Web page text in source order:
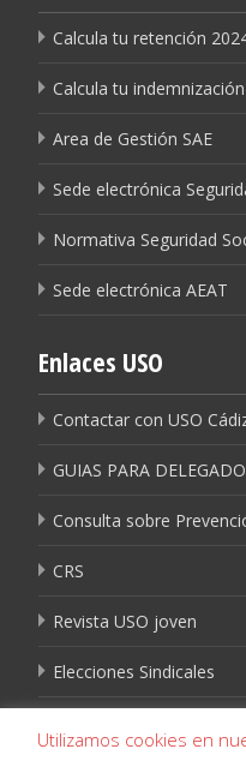
Calcula tu retención
Calcula tu indemnización
Area de Gestión SAE
Sede electrónica
Normativa Seguridad
Sede electrónica AEAT
Enlaces USO
Contactar con USO
GUIAS PARA
Consulta sobre
CRS
Revista USO joven
Elecciones Sindicales
Utilizamos cookies en